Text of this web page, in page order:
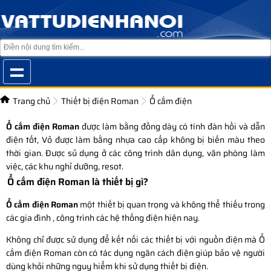
Trang chủ Thiết bị điện Roman
Ổ cắm điện
Ổ cắm điện Romanđược làm bằng đồng dày có tính đàn hồi và dẫn
điện tốt, Vỏ được làm bằng nhựa cao cấp không bị biến màu theo
thời gian. Được sủ dụng ở các công trình dân dụng, văn phòng làm
việc, các khu nghỉ dưỡng, resot.
Ổ cắm điện Roman là thiết bị gì?
Ổ cắm điện Romanmột thiết bị quan trọng và không thể thiếu trong
các gia đình , công trình các hệ thống điện hiện nay.
Không chỉ được sử dụng để kết nối các thiết bị với nguồn điện mà Ổ
cắm điện Roman còn có tác dụng ngăn cách điện giúp bảo vệ người
dùng khỏi những nguy hiểm khi sử dụng thiết bị điện.